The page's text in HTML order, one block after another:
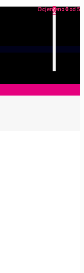
0
Ocjenjeno0od 5
Ocjenjeno0od 5
Ocjenjeno0od 5